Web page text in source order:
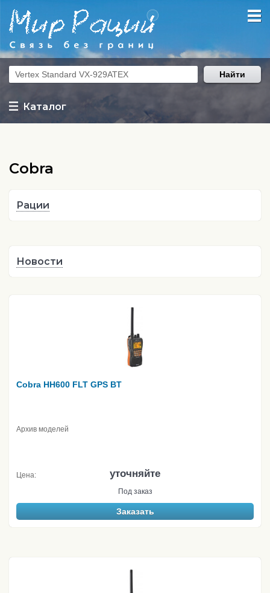
Каталог
Найти
Cobra
Рации
Новости
Cobra HH600 FLT GPS BT
Архив моделей
Цена: уточняйте
Под заказ
Заказать